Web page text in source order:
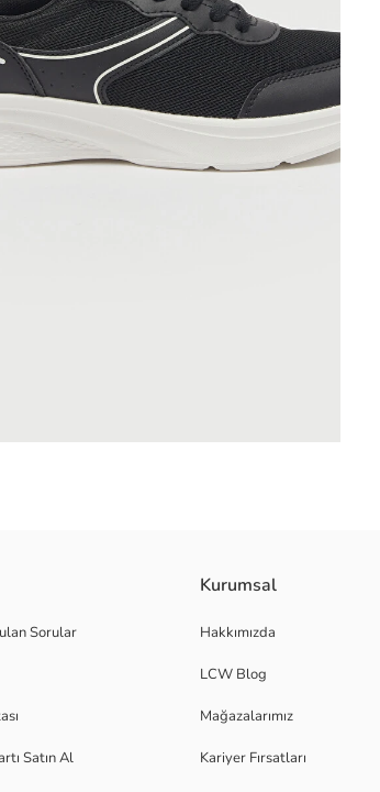
Sorular
Satın Al
Kurumsal
Hakkımızda
LCW Blog
Mağazalarımız
Kariyer Fırsatları